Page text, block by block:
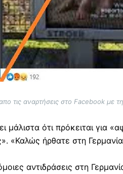
τις αναρτήσεις στο Facebook με
μάλιστα ότι πρόκειται για
«Καλώς ήρθατε στη
αντιδράσεις στη